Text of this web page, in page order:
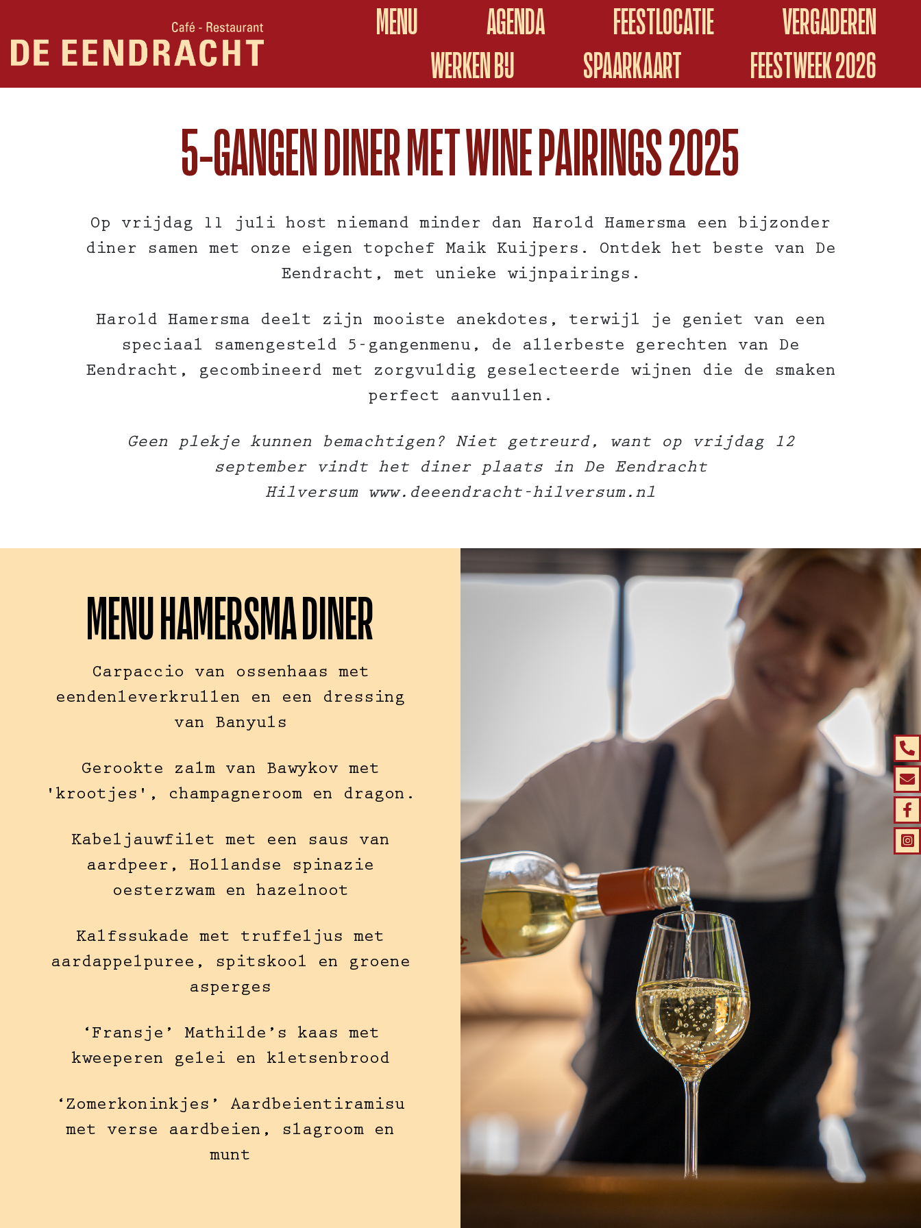
MENU AGENDA FEESTLOCATIE
VERGADEREN
WERKEN BIJ
SPAARKAART FEESTWEEK 2026
5-GANGEN DINER MET WINE PAIRINGS 2025
Op vrijdag 11 juli host niemand minder dan Harold Hamersma een bijzonder
diner samen met onze eigen topchef Maik Kuijpers. Ontdek het beste van De
Eendracht, met unieke wijnpairings.
Harold Hamersma deelt zijn mooiste anekdotes, terwijl je geniet van een
speciaal samengesteld 5-gangenmenu, de allerbeste gerechten van De
Eendracht, gecombineerd met zorgvuldig geselecteerde wijnen die de smaken
perfect aanvullen.
Geen plekje kunnen bemachtigen? Niet getreurd, want op vrijdag 12
september vindt het diner plaats in De Eendracht
Hilversum www.deeendracht-hilversum.nl
MENU HAMERSMA DINER
Carpaccio van ossenhaas met
eendenleverkrullen en een dressing
van Banyuls
Gerookte zalm van Bawykov met
'krootjes', champagneroom en dragon.
Kabeljauwfilet met een saus van
aardpeer, Hollandse spinazie
oesterzwam en hazelnoot
Kalfssukade met truffeljus met
aardappelpuree, spitskool en groene
asperges
‘Fransje’ Mathilde’s kaas met
kweeperen gelei en kletsenbrood
‘Zomerkoninkjes’ Aardbeientiramisu
met verse aardbeien, slagroom en
munt